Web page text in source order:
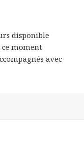
disponible
moment
avec